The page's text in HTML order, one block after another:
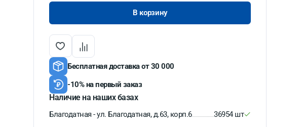
В корзину
Бесплатная доставка от 30 000
-10% на первый заказ
Наличие на наших базах
Благодатная - ул. Благодатная, д.63, корп.6 36954 шт